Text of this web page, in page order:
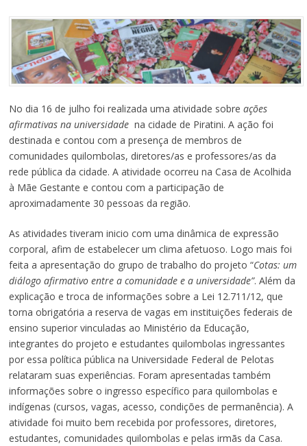
No dia 16 de julho foi realizada uma atividade sobre ações
afirmativas na universidadena cidade de Piratini. A ação foi
destinada e contou com a presença de membros de
comunidades quilombolas, diretores/as e professores/as da
rede pública da cidade. A atividade ocorreu na Casa de Acolhida
à Mãe Gestante e contou com a participação de
aproximadamente 30 pessoas da região.
As atividades tiveram inicio com uma dinâmica de expressão
corporal, afim de estabelecer um clima afetuoso. Logo mais foi
feita a apresentação do grupo de trabalho do projeto “Cotas: um
diálogo afirmativo entre a comunidade e a universidade”. Além da
explicação e troca de informações sobre a Lei 12.711/12, que
torna obrigatória a reserva de vagas em instituições federais de
ensino superior vinculadas ao Ministério da Educação,
integrantes do projeto e estudantes quilombolas ingressantes
por essa política pública na Universidade Federal de Pelotas
relataram suas experiências. Foram apresentadas também
informações sobre o ingresso específico para quilombolas e
indígenas (cursos, vagas, acesso, condições de permanência). A
atividade foi muito bem recebida por professores, diretores,
estudantes, comunidades quilombolas e pelas irmãs da Casa.